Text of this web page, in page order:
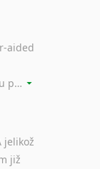
translation). Do češtiny je tento termín většinou překládán jako počítačem podporovaný překlad či překlad podporovaný počítačem. Nástroje CAT ukládají překládané fráze a při dalším překladu vám je automaticky nabízejí, takže se již nemusíte zdržovat s jejich dalším překládáním.
jelikož
již